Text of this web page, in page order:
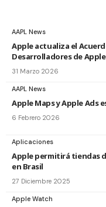
AAPL News
Apple actualiza el
Desarrolladores de Apple
31 Marzo 2026
AAPL News
Apple Maps y Apple Ads
6 Febrero 2026
Aplicaciones
Apple permitirá tiendas
en Brasil
27 Diciembre 2025
Apple Watch